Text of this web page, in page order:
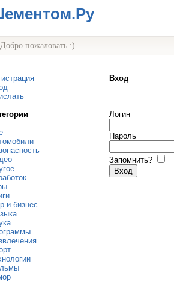
Добро пожаловать :)
и бизнес
Вход
Логин
Пароль
Запомнить?